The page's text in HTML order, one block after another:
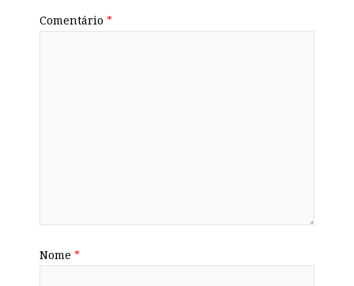
Comentário *
Nome *